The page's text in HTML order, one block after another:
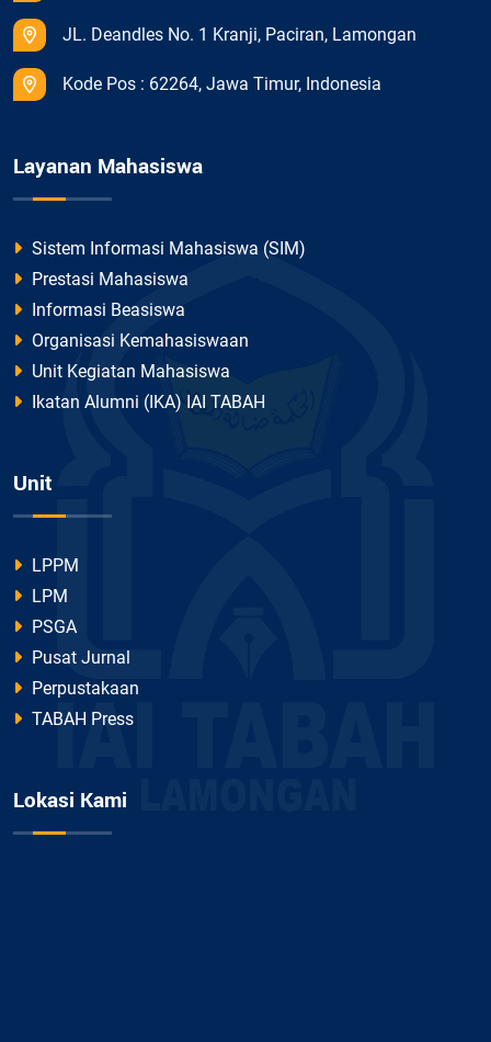
JL. Deandles No. 1 Kranji, Paciran, Lamongan
Kode Pos : 62264, Jawa Timur, Indonesia
Layanan Mahasiswa
Sistem Informasi Mahasiswa (SIM)
Prestasi Mahasiswa
Informasi Beasiswa
Organisasi Kemahasiswaan
Unit Kegiatan Mahasiswa
Ikatan Alumni (IKA) IAI TABAH
Unit
LPPM
LPM
PSGA
Pusat Jurnal
Perpustakaan
TABAH Press
Lokasi Kami